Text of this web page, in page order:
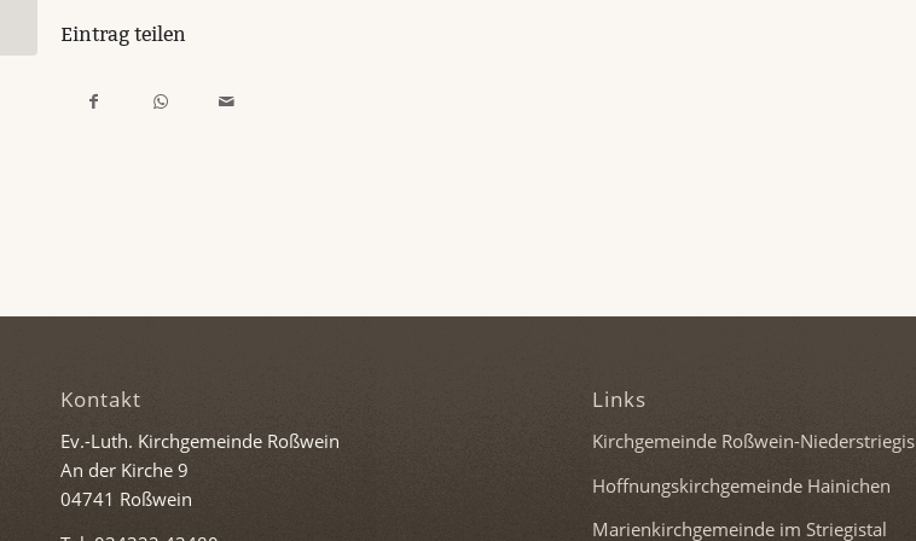
Eintrag teilen
Kontakt
Ev.-Luth. Kirchgemeinde Roßwein
An der Kirche 9
04741 Roßwein
Links
Kirchgemeinde Roßwein-Niederstriegis
Hoffnungskirchgemeinde Hainichen
Marienkirchgemeinde im Striegistal